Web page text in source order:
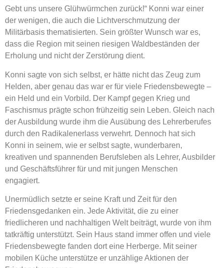
Gebt uns unsere Glühwürmchen zurück!“ Konni war einer
der wenigen, die auch die Lichtverschmutzung der
Militärbasis thematisierten. Sein größter Wunsch war es,
dass die Region mit seinen riesigen Waldbeständen der
Erholung und nicht der Zerstörung dient.
Konni sagte von sich selbst, er hätte nicht das Zeug zum
Helden, aber genau das war er für viele Friedensbewegte –
ein Held und ein Vorbild. Der Kampf gegen Krieg und
Faschismus prägte schon frühzeitig sein Leben. Gleich nach
der Ausbildung wurde ihm die Ausübung des Lehrerberufes
durch den Radikalenerlass verwehrt. Dennoch hat sich
Konni in seinem, wie er selbst sagte, wunderbaren,
kreativen und spannenden Berufsleben als Lehrer, Ausbilder
und Geschäftsführer für und mit jungen Menschen
engagiert.
Unermüdlich setzte er seine Kraft und Zeit für den
Friedensgedanken ein. Jede Aktivität, die zu einer
friedlicheren und nachhaltigen Welt beiträgt, wurde von ihm
tatkräftig unterstützt. Sein Haus stand immer offen und viele
Friedensbewegte fanden dort eine Herberge. Mit seiner
mobilen Küche unterstütze er unzählige Aktionen der